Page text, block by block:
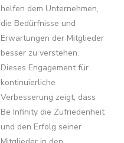
helfen dem Unternehmen,
die Bedürfnisse und
Erwartungen der Mitglieder
besser zu verstehen.
Dieses Engagement für
kontinuierliche
Verbesserung zeigt, dass
Be Infinity die Zufriedenheit
und den Erfolg seiner